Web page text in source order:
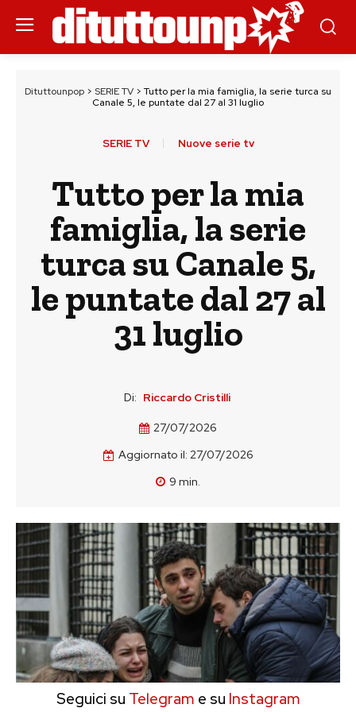
Dituttounpop > SERIE TV > Tutto per la mia famiglia, la serie turca su
Canale 5, le puntate dal 27 al 31 luglio
SERIE TV Nuove serie tv
Tutto per la mia
famiglia, la serie
turca su Canale 5,
le puntate dal 27 al
31 luglio
Di: Riccardo Cristilli
27/07/2026
Aggiornato il: 27/07/2026
9 min.
Seguici su Telegram e su Instagram